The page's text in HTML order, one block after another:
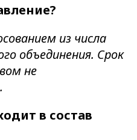
из числа
объединения. Срок
не
в состав